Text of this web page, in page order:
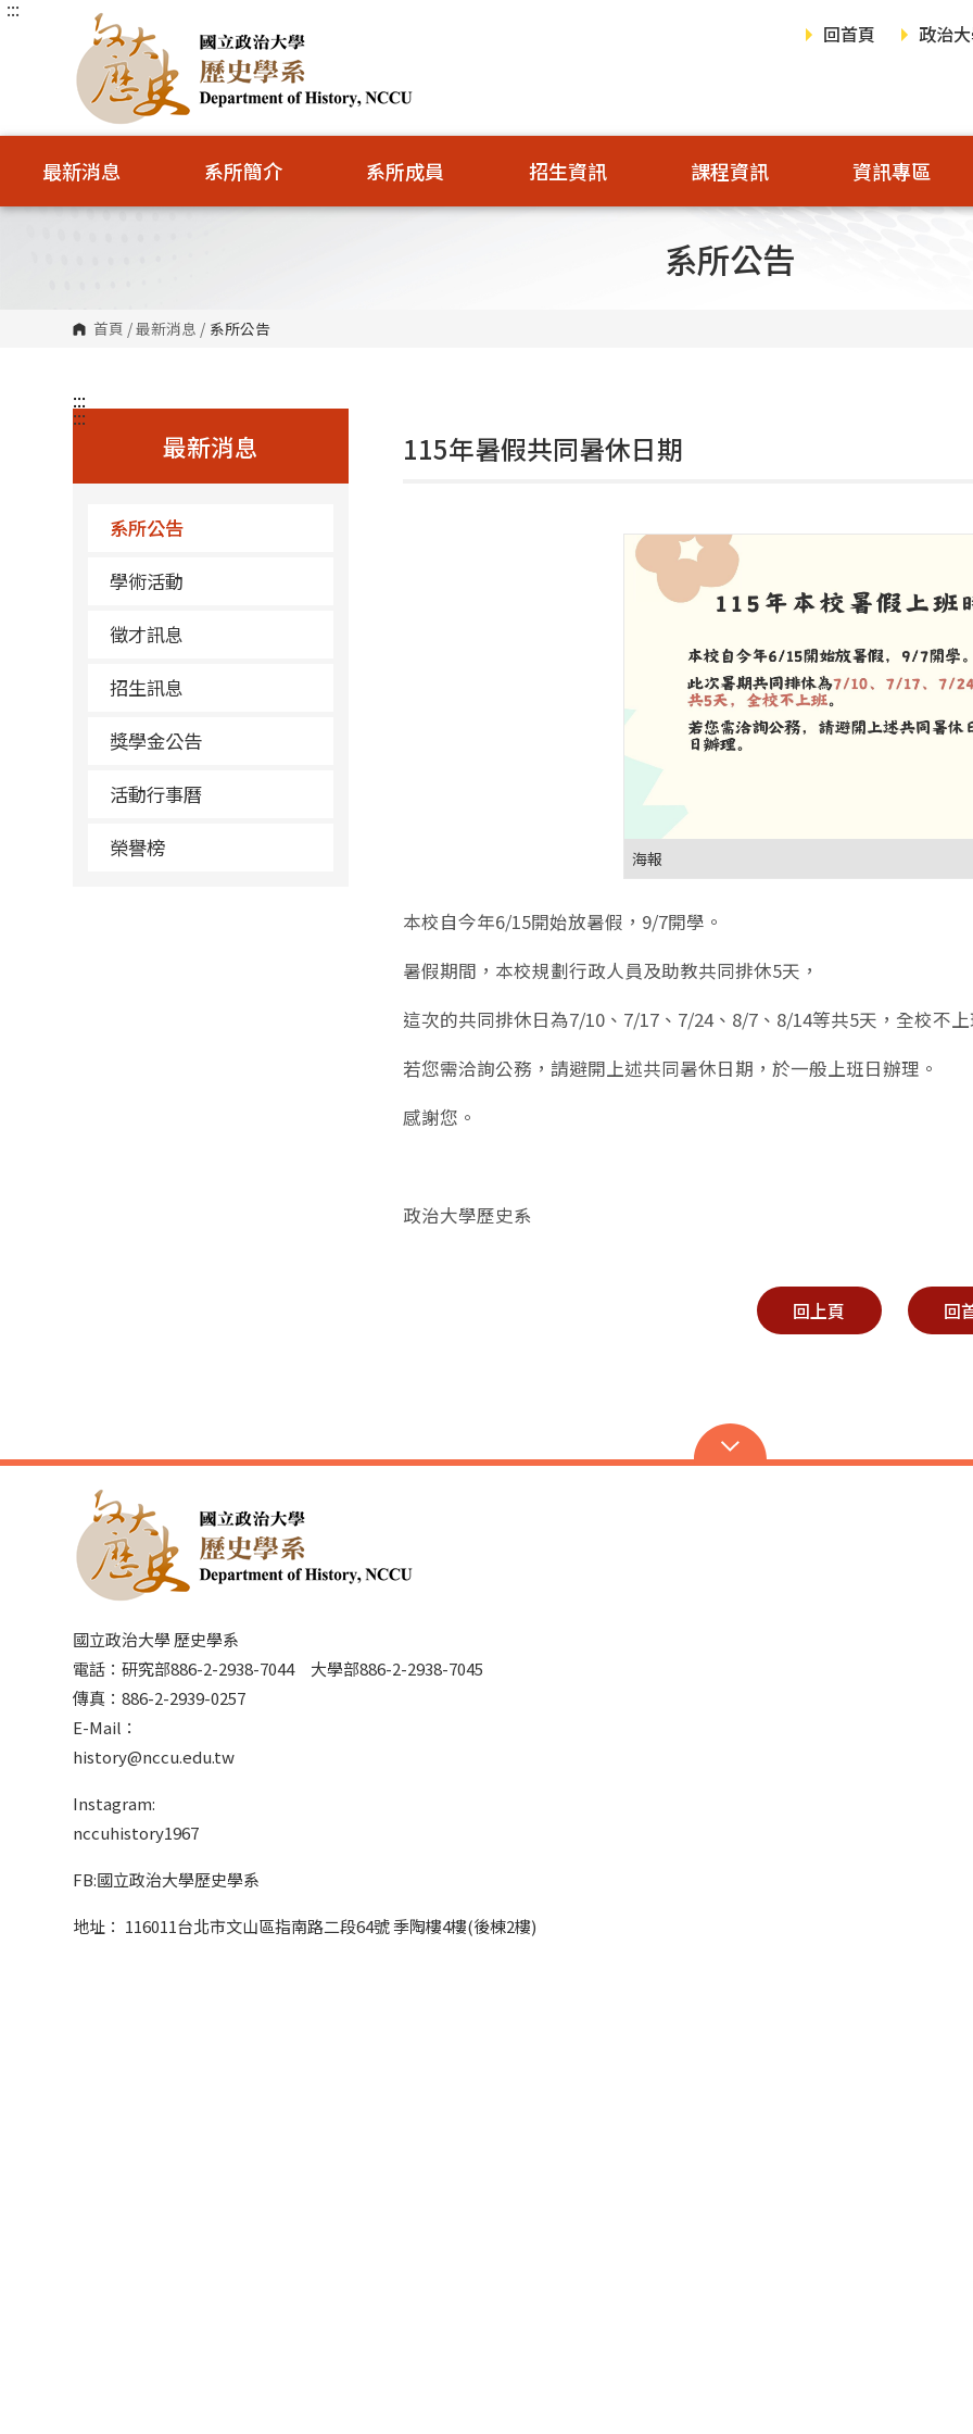
跳
塊
:::
回首頁
政治
最新消息 系所簡介 系所成員 招生資訊 課程資訊 資訊專區
系所公告
首頁 /最新消息 / 系所公告
:::
最新消息
系所公告
學術活動
徵才訊息
招生訊息
獎學金公告
活動行事曆
榮譽榜
:::
115年暑假共同暑休日期
海報
本校自今年6/15開始放暑假，9/7開學。
暑假期間，本校規劃行政人員及助教共同排休5天，
這次的共同排休日為7/10、7/17、7/24、8/7、8/14等共5天，全校不上
若您需洽詢公務，請避開上述共同暑休日期，於一般上班日辦理。
感謝您。
政治大學歷史系
回上頁 回
國立政治大學 歷史學系
電話：研究部886-2-2938-7044 大學部886-2-2938-7045
傳真：886-2-2939-0257
E-Mail：
history@nccu.edu.tw
Instagram:
nccuhistory1967
FB:國立政治大學歷史學系
地址： 116011台北市文山區指南路二段64號 季陶樓4樓(後棟2樓)